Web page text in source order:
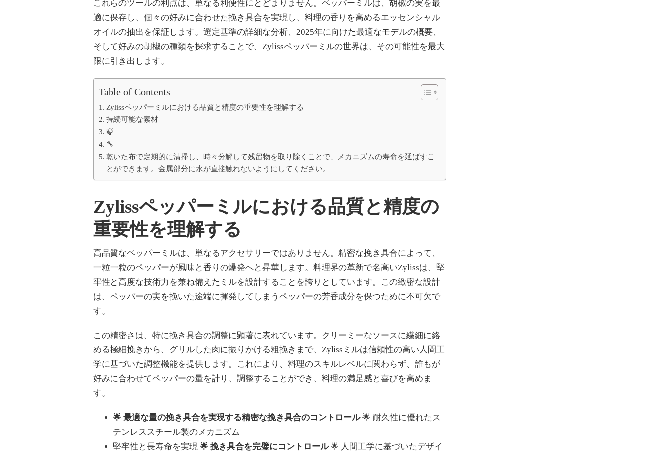
これらのツールの利点は、単なる利便性にとどまりません。ペッパーミルは、胡椒の実を最
適に保存し、個々の好みに合わせた挽き具合を実現し、料理の香りを高めるエッセンシャル
オイルの抽出を保証します。選定基準の詳細な分析、2025年に向けた最適なモデルの概要、
そして好みの胡椒の種類を探求することで、Zylissペッパーミルの世界は、その可能性を最大
限に引き出します。
Table of Contents
Zylissペッパーミルにおける品質と精度の重要性を理解する
持続可能な素材
🍃
🔧
乾いた布で定期的に清掃し、時々分解して残留物を取り除くことで、メカニズムの寿命を延ばすこ
とができます。金属部分に水が直接触れないようにしてください。
Zylissペッパーミルにおける品質と精度の
重要性を理解する
高品質なペッパーミルは、単なるアクセサリーではありません。精密な挽き具合によって、
一粒一粒のペッパーが風味と香りの爆発へと昇華します。料理界の革新で名高いZylissは、堅
牢性と高度な技術力を兼ね備えたミルを設計することを誇りとしています。この緻密な設計
は、ペッパーの実を挽いた途端に揮発してしまうペッパーの芳香成分を保つために不可欠で
す。
この精密さは、特に挽き具合の調整に顕著に表れています。クリーミーなソースに繊細に絡
める極細挽きから、グリルした肉に振りかける粗挽きまで、Zylissミルは信頼性の高い人間工
学に基づいた調整機能を提供します。これにより、料理のスキルレベルに関わらず、誰もが
好みに合わせてペッパーの量を計り、調整することができ、料理の満足感と喜びを高めま
す。
🌟 最適な量の挽き具合を実現する精密な挽き具合のコントロール🌟 耐久性に優れたス
テンレススチール製のメカニズム
堅牢性と長寿命を実現 🌟 挽き具合を完璧にコントロール🌟 人間工学に基づいたデザイ